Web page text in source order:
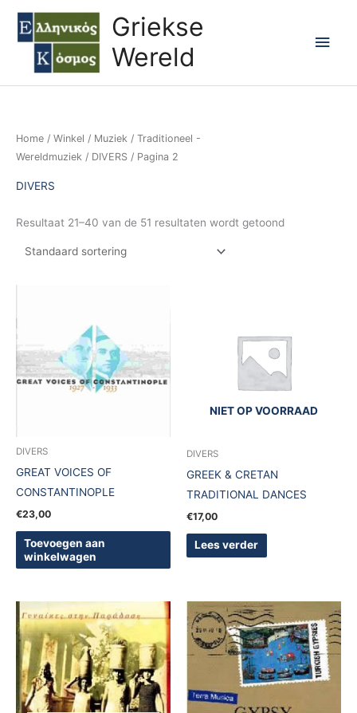
Griekse
Wereld
Home / Winkel / Muziek / Traditioneel -
Wereldmuziek / DIVERS / Pagina 2
DIVERS
Resultaat 21–40 van de 51 resultaten wordt getoond
DIVERS
GREAT VOICES OF
CONSTANTINOPLE
€23,00
Toevoegen aan
winkelwagen
NIET OP VOORRAAD
DIVERS
GREEK & CRETAN
TRADITIONAL DANCES
€17,00
Lees verder